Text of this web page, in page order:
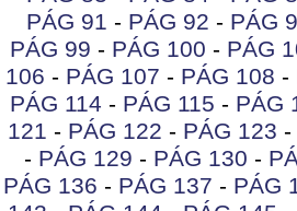
PÁG 91 - PÁG 92 - PÁG
PÁG 99 - PÁG 100 - PÁG
106 - PÁG 107 - PÁG 108 -
PÁG 114 - PÁG 115 - PÁG
121 - PÁG 122 - PÁG 123 -
- PÁG 129 - PÁG 130 -
PÁG 136 - PÁG 137 - PÁG